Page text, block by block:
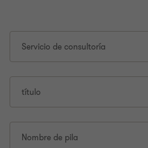
seleccionar
un
tipo
volverá
Servicio de consultoría
título
Nombre de pila